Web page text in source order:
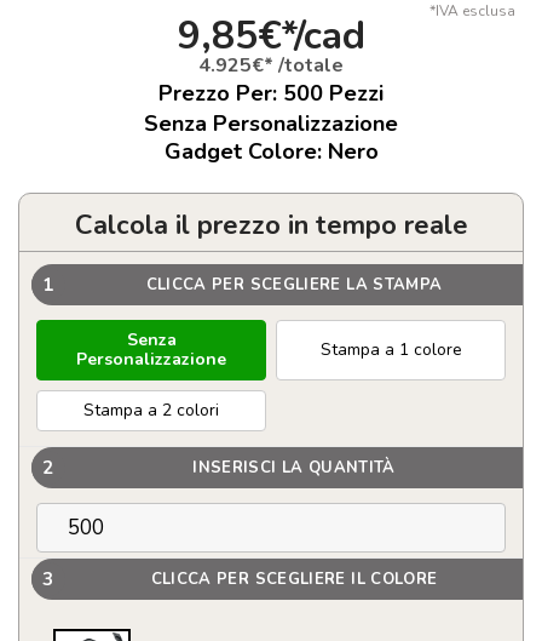
*IVA esclusa
9,85€*/cad
4.925€* /totale
Prezzo Per: 500 Pezzi
Senza Personalizzazione
Gadget Colore: Nero
Calcola il prezzo in tempo reale
1 CLICCA PER SCEGLIERE LA STAMPA
Senza
Personalizzazione
Stampa a 1 colore
Stampa a 2 colori
2 INSERISCI LA QUANTITÀ
3 CLICCA PER SCEGLIERE IL COLORE